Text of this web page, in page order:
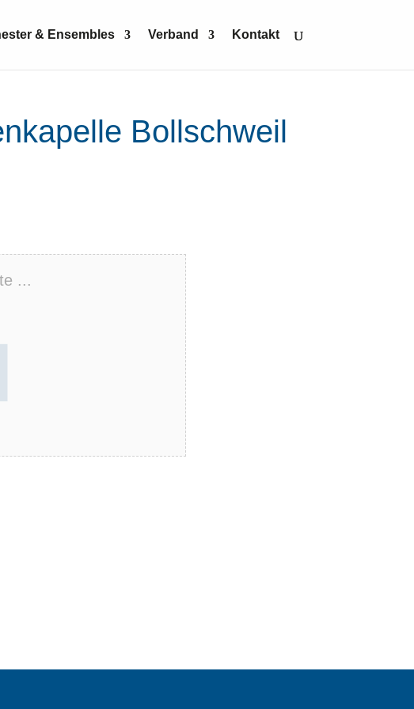
& Ensembles Verband Kontakt
Bollschweil
...